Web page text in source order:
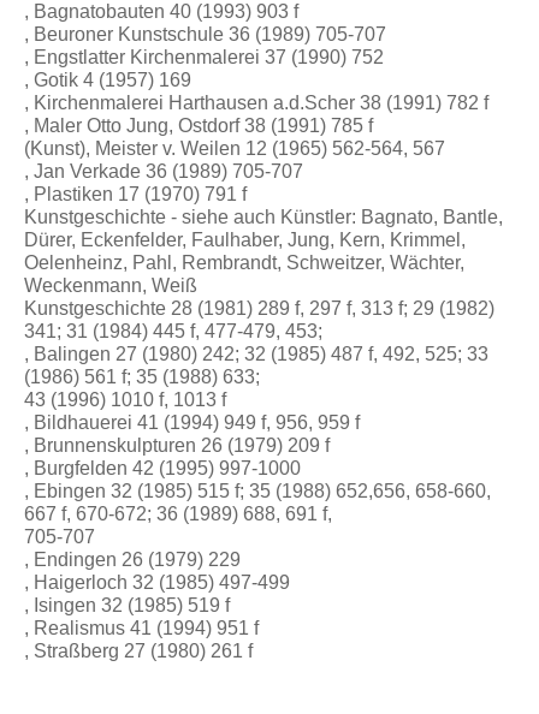
, Bagnatobauten 40 (1993) 903 f
, Beuroner Kunstschule 36 (1989) 705-707
, Engstlatter Kirchenmalerei 37 (1990) 752
, Gotik 4 (1957) 169
, Kirchenmalerei Harthausen a.d.Scher 38 (1991) 782 f
, Maler Otto Jung, Ostdorf 38 (1991) 785 f
(Kunst), Meister v. Weilen 12 (1965) 562-564, 567
, Jan Verkade 36 (1989) 705-707
, Plastiken 17 (1970) 791 f
Kunstgeschichte - siehe auch Künstler: Bagnato, Bantle,
Dürer, Eckenfelder, Faulhaber, Jung, Kern, Krimmel,
Oelenheinz, Pahl, Rembrandt, Schweitzer, Wächter,
Weckenmann, Weiß
Kunstgeschichte 28 (1981) 289 f, 297 f, 313 f; 29 (1982)
341; 31 (1984) 445 f, 477-479, 453;
, Balingen 27 (1980) 242; 32 (1985) 487 f, 492, 525; 33
(1986) 561 f; 35 (1988) 633;
43 (1996) 1010 f, 1013 f
, Bildhauerei 41 (1994) 949 f, 956, 959 f
, Brunnenskulpturen 26 (1979) 209 f
, Burgfelden 42 (1995) 997-1000
, Ebingen 32 (1985) 515 f; 35 (1988) 652,656, 658-660,
667 f, 670-672; 36 (1989) 688, 691 f,
705-707
, Endingen 26 (1979) 229
, Haigerloch 32 (1985) 497-499
, Isingen 32 (1985) 519 f
, Realismus 41 (1994) 951 f
, Straßberg 27 (1980) 261 f